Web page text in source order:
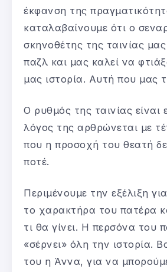
έκφανση της
καταλαβαίνουμε ότι ο
σκηνοθέτης της ταινίας μας
παζλ και μας καλεί να
μας ιστορία. Αυτή που μας
Ο ρυθμός της ταινίας είναι
λόγος της αρθρώνεται με
που η προσοχή του θεατή
ποτέ.
Περιμένουμε την εξέλιξη
το χαρακτήρα του πατέρα
τι θα γίνει. Η περσόνα του
«σέρνει» όλη την ιστορία.
του η Άννα, για να